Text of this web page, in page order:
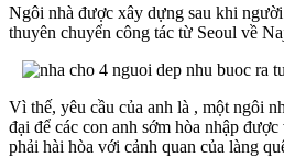
Ngôi nhà được xây dựng sau khi
thuyên chuyển công tác từ Seoul về
Vì thế, yêu cầu của anh là , một ngôi
đại để các con anh sớm hòa nhập
phải hài hòa với cảnh quan của làng